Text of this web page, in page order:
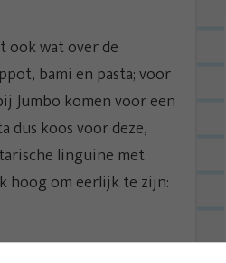
ook wat over de
bami en pasta; voor
Jumbo komen voor een
dus koos voor deze,
linguine met
hoog om eerlijk te zijn: